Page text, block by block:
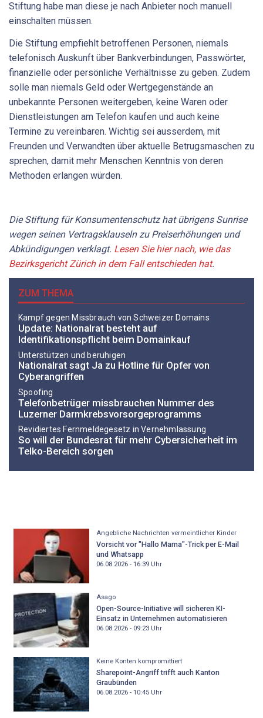
Stiftung habe man diese je nach Anbieter noch manuell
einschalten müssen.
Die Stiftung empfiehlt betroffenen Personen, niemals
telefonisch Auskunft über Bankverbindungen, Passwörter,
finanzielle oder persönliche Verhältnisse zu geben. Zudem
solle man niemals Geld oder Wertgegenstände an
unbekannte Personen weitergeben, keine Waren oder
Dienstleistungen am Telefon kaufen und auch keine
Termine zu vereinbaren. Wichtig sei ausserdem, mit
Freunden und Verwandten über aktuelle Betrugsmaschen zu
sprechen, damit mehr Menschen Kenntnis von deren
Methoden erlangen würden.
Die Stiftung für Konsumentenschutz hat übrigens Sunrise
wegen seinen Vertragsklauseln zu Preiserhöhungen und
Abkündigungen verklagt. Lesen Sie hier nach, wie das
Bezirksgericht Zürich in dem Fall entschieden hat.
ZUM THEMA
Kampf gegen Missbrauch von Schweizer Domains
Update: Nationalrat besteht auf
Identifikationspflicht beim Domainkauf
Unterstützen und beruhigen
Nationalrat sagt Ja zu Hotline für Opfer von
Cyberangriffen
Spoofing
Telefonbetrüger missbrauchen Nummer des
Luzerner Darmkrebsvorsorgeprogramms
Revidiertes Fernmeldegesetz in Vernehmlassung
So will der Bundesrat für mehr Cybersicherheit im
Telko-Bereich sorgen
Angebliche Nachrichten vermeintlicher Kinder
Vorsicht vor "Hallo Mama"-Trick per E-Mail
und Whatsapp
06.08.2026 - 16:39Uhr
Asago
Open-Source-Initiative will sicheren KI-
Einsatz in Unternehmen automatisieren
06.08.2026 - 09:23Uhr
Keine Konten kompromittiert
Sharepoint-Angriff trifft auch Kanton
Graubünden
06.08.2026 - 10:45Uhr